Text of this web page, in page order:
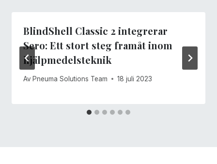
BlindShell Classic 2 integrerar
Sero: Ett stort steg framåt inom
hjälpmedelsteknik
Av Pneuma Solutions Team 18 juli 2023